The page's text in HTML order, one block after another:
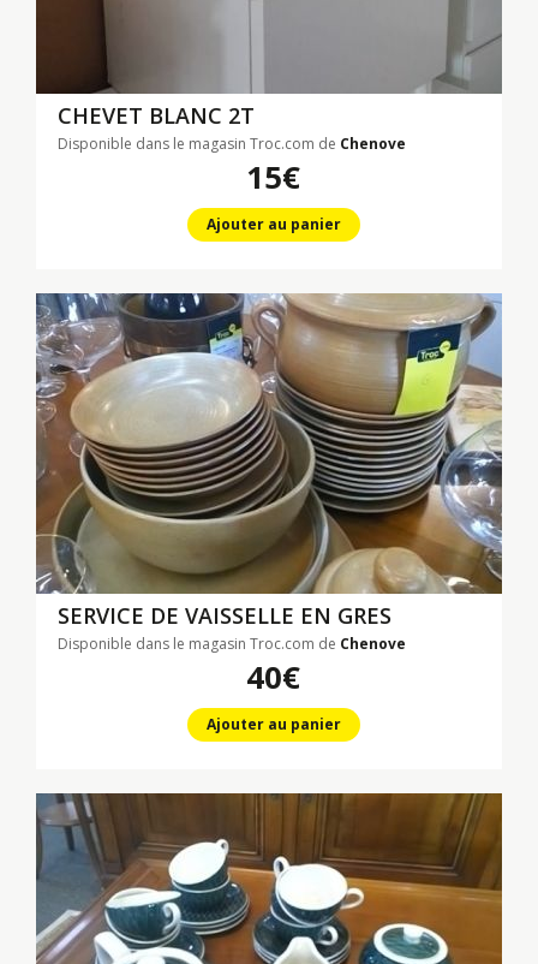
CHEVET BLANC 2T
Disponible dans le magasin Troc.com de Chenove
15€
Ajouter au panier
SERVICE DE VAISSELLE EN GRES
Disponible dans le magasin Troc.com de Chenove
40€
Ajouter au panier